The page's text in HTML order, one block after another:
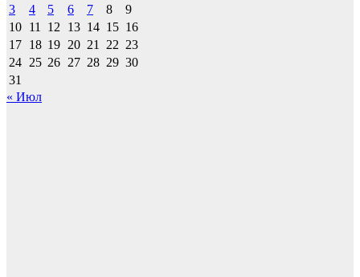
3
4 5 6 7 8
9
10 11 12 13 14 15 16
17 18 19 20 21 22 23
24 25 26 27 28 29 30
31
« Июл